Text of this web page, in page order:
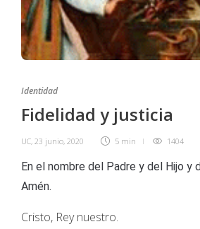
Identidad
Fidelidad y justicia
UC, 23 junio, 2020 5 min 1404
En el nombre del Padre y del Hijo y
Amén.
Cristo, Rey nuestro.